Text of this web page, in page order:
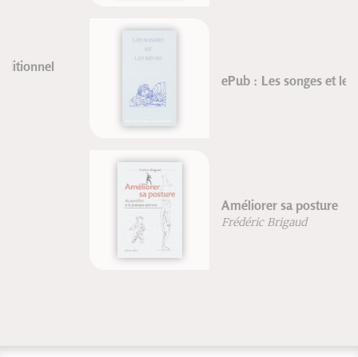
ePub : Les songes et les rêves
Améliorer sa posture
Frédéric Brigaud